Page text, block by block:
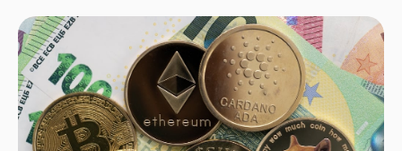
새로운 비즈니스 모델과 투자상품을 살펴봅니다.